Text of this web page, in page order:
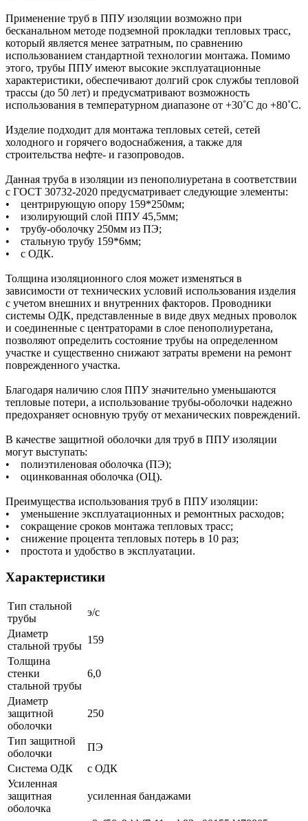
Применение труб в ППУ изоляции возможно при
бесканальном методе подземной прокладки тепловых трасс,
который является менее затратным, по сравнению
использованием стандартной технологии монтажа. Помимо
этого, трубы ППУ имеют высокие эксплуатационные
характеристики, обеспечивают долгий срок службы тепловой
трассы (до 50 лет) и предусматривают возможность
использования в температурном диапазоне от +30˚C до +80˚C.
Изделие подходит для монтажа тепловых сетей, сетей
холодного и горячего водоснабжения, а также для
строительства нефте- и газопроводов.
Данная труба в изоляции из пенополиуретана в соответствии
с ГОСТ 30732-2020 предусматривает следующие элементы:
• центрирующую опору 159*250мм;
• изолирующий слой ППУ 45,5мм;
• трубу-оболочку 250мм из ПЭ;
• стальную трубу 159*6мм;
• с ОДК.
Толщина изоляционного слоя может изменяться в
зависимости от технических условий использования изделия
с учетом внешних и внутренних факторов. Проводники
системы ОДК, представленные в виде двух медных проволок
и соединенные с центраторами в слое пенополиуретана,
позволяют определить состояние трубы на определенном
участке и существенно снижают затраты времени на ремонт
поврежденного участка.
Благодаря наличию слоя ППУ значительно уменьшаются
тепловые потери, а использование трубы-оболочки надежно
предохраняет основную трубу от механических повреждений.
В качестве защитной оболочки для труб в ППУ изоляции
могут выступать:
• полиэтиленовая оболочка (ПЭ);
• оцинкованная оболочка (ОЦ).
Преимущества использования труб в ППУ изоляции:
• уменьшение эксплуатационных и ремонтных расходов;
• сокращение сроков монтажа тепловых трасс;
• снижение процента тепловых потерь в 10 раз;
• простота и удобство в эксплуатации.
Характеристики
Тип стальной
трубы
э/с
Диаметр
стальной трубы
159
Толщина
стенки
стальной трубы
6,0
Диаметр
защитной
оболочки
250
Тип защитной
оболочки
ПЭ
Система ОДК
с ОДК
Усиленная
защитная
оболочка
усиленная бандажами